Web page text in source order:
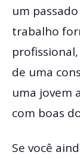
um
trabalho
de uma
uma jovem
com boas
Se você